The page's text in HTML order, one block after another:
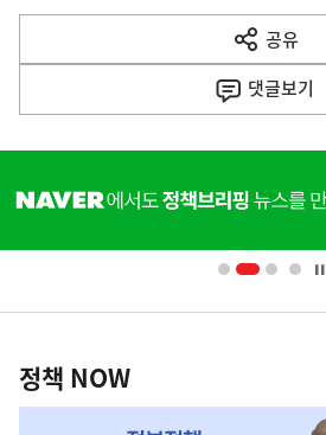
다
음
공유
열
기
댓글보기
단
영
책
NOW,
정책 NOW